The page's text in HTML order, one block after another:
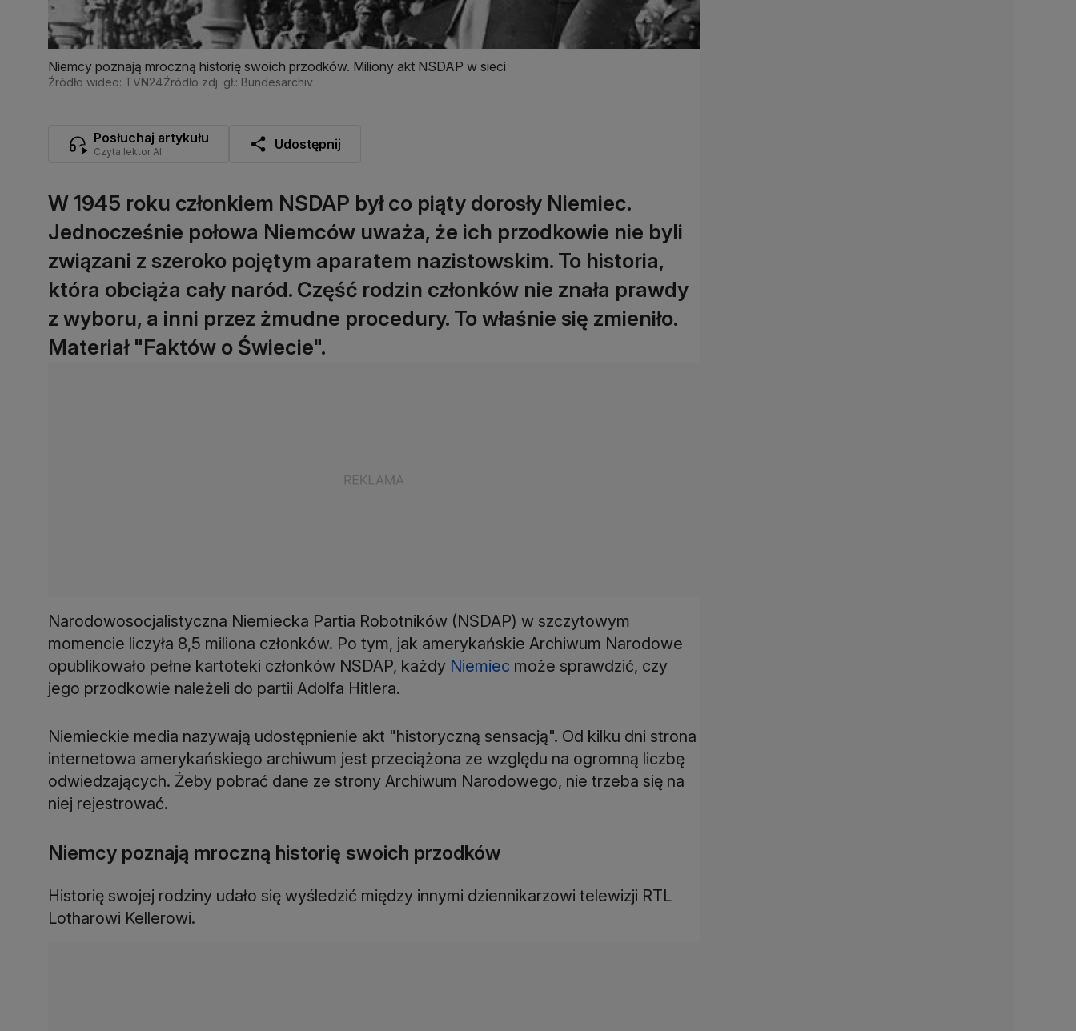
Niemcy poznają mroczną historię swoich przodków. Miliony akt NSDAP w sieci
Źródło wideo: TVN24Źródło zdj. gł.: Bundesarchiv
Posłuchaj artykułu
Czyta lektor AI Udostępnij
W 1945 roku członkiem NSDAP był co piąty dorosły Niemiec.
Jednocześnie połowa Niemców uważa, że ich przodkowie nie byli
związani z szeroko pojętym aparatem nazistowskim. To historia,
która obciąża cały naród. Część rodzin członków nie znała prawdy
z wyboru, a inni przez żmudne procedury. To właśnie się zmieniło.
Materiał "Faktów o Świecie".
Narodowosocjalistyczna Niemiecka Partia Robotników (NSDAP) w szczytowym
momencie liczyła 8,5 miliona członków. Po tym, jak amerykańskie Archiwum Narodowe
opublikowało pełne kartoteki członków NSDAP, każdy Niemiec może sprawdzić, czy
jego przodkowie należeli do partii Adolfa Hitlera.
Niemieckie media nazywają udostępnienie akt "historyczną sensacją". Od kilku dni strona
internetowa amerykańskiego archiwum jest przeciążona ze względu na ogromną liczbę
odwiedzających. Żeby pobrać dane ze strony Archiwum Narodowego, nie trzeba się na
niej rejestrować.
Niemcy poznają mroczną historię swoich przodków
Historię swojej rodziny udało się wyśledzić między innymi dziennikarzowi telewizji RTL
Lotharowi Kellerowi.